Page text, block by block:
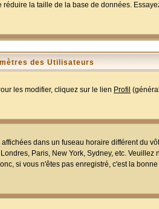
la taille de la base de données.
des Utilisateurs
les modifier, cliquez sur le lien Profil
dans un fuseau horaire différent du
Paris, New York, Sydney, etc.
si vous n'êtes pas enregistré, c'est la